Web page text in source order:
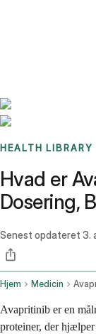
HEALTH LIBRARY
Hvad er
Dosering,
Senest opdateret 3.
Hjem Medicin
Avapritinib er en
proteiner, der